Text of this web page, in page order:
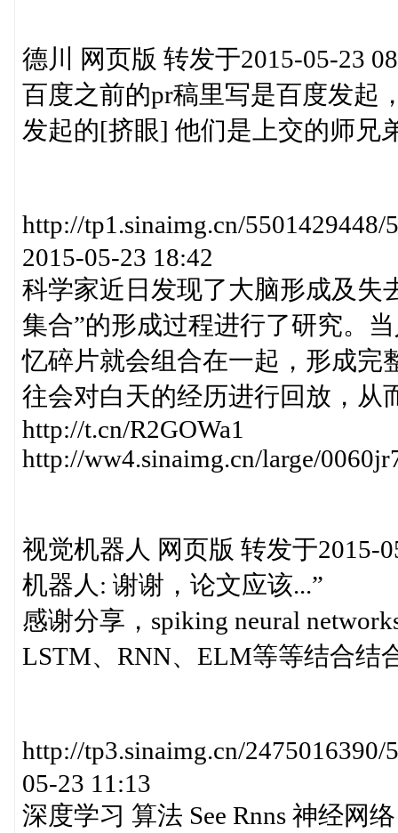
德川 网页版 转发于2015-05-23
百度之前的pr稿里写是百度发起
发起的[挤眼] 他们是上交的师兄
http://tp1.sinaimg.cn/
2015-05-23 18:42
科学家近日发现了大脑形成及失
集合”的形成过程进行了研究。
忆碎片就会组合在一起，形成完
往会对白天的经历进行回放，从
http://t.cn/R2GOWa1
http://ww4.sinaimg.cn/large/
视觉机器人 网页版 转发于2015-
机器人: 谢谢，论文应该...”
感谢分享，spiking neural
LSTM、RNN、ELM等等结合结
http://tp3.sinaimg.cn/
05-23 11:13
深度学习 算法 See Rnns 神经网络